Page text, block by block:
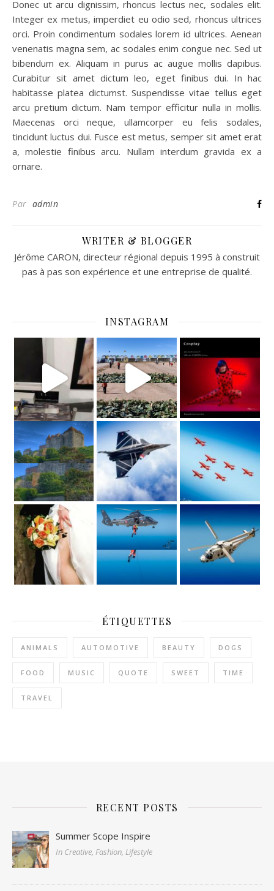
Donec ut arcu dignissim, rhoncus lectus nec, sodales elit.
Integer ex metus, imperdiet eu odio sed, rhoncus ultrices
orci. Proin condimentum sodales lorem id ultrices. Aenean
venenatis magna sem, ac sodales enim congue nec. Sed ut
bibendum ex. Aliquam in purus ac augue mollis dapibus.
Curabitur sit amet dictum leo, eget finibus dui. In hac
habitasse platea dictumst. Suspendisse vitae tellus eget
arcu pretium dictum. Nam tempor efficitur nulla in mollis.
Maecenas orci neque, ullamcorper eu felis sodales,
tincidunt luctus dui. Fusce est metus, semper sit amet erat
a, molestie finibus arcu. Nullam interdum gravida ex a
ornare.
Par admin
WRITER & BLOGGER
Jérôme CARON, directeur régional depuis 1995 à construit
pas à pas son expérience et une entreprise de qualité.
INSTAGRAM
ÉTIQUETTES
ANIMALS AUTOMOTIVE BEAUTY DOGS
FOOD MUSIC QUOTE SWEET TIME
TRAVEL
RECENT POSTS
Summer Scope Inspire
In Creative, Fashion, Lifestyle